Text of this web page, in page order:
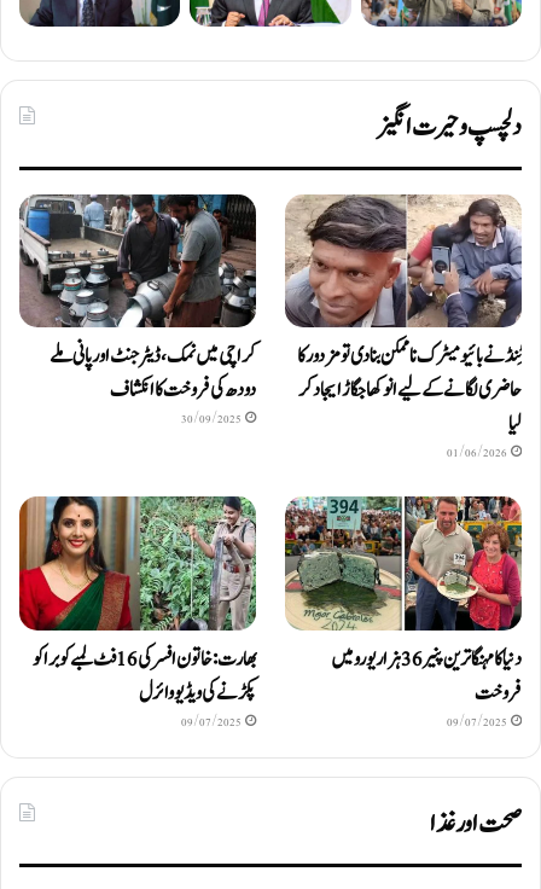
دلچسپ و حیرت انگیز
ٹِنڈ نے بائیومیٹرک ناممکن بنا دی تو مزدور کا
حاضری لگانے کے لیے انوکھا جگاڑ ایجاد کر
لیا
01/06/2026
کراچی میں نمک، ڈیٹرجنٹ اور پانی ملے
دودھ کی فروخت کا انکشاف
30/09/2025
دنیا کا مہنگا ترین پنیر 36 ہزار یورو میں
فروخت
09/07/2025
بھارت: خاتون افسر کی 16 فٹ لمبے کوبرا کو
پکڑنے کی ویڈیو وائرل
09/07/2025
صحت اور غذا